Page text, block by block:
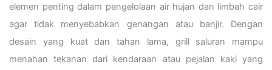
elemen penting dalam pengelolaan air hujan dan limbah cair
agar tidak menyebabkan genangan atau banjir. Dengan
desain yang kuat dan tahan lama, grill saluran mampu
menahan tekanan dari kendaraan atau pejalan kaki yang